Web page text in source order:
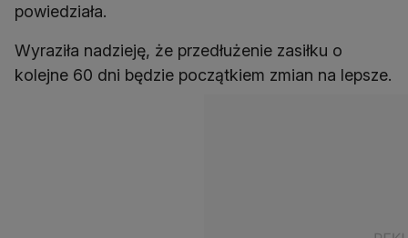
powiedziała.
Wyraziła nadzieję, że przedłużenie zasiłku o
kolejne 60 dni będzie początkiem zmian na lepsze.